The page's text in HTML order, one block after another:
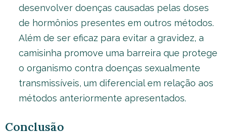
desenvolver doenças causadas pelas doses
de hormônios presentes em outros métodos.
Além de ser eficaz para evitar a gravidez, a
camisinha promove uma barreira que protege
o organismo contra doenças sexualmente
transmissíveis, um diferencial em relação aos
métodos anteriormente apresentados.
Conclusão